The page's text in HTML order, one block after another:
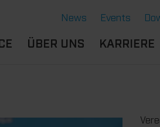
News Events
ÜBER UNS
HISTORIE
KARRIERE
SCHÜLER:IN